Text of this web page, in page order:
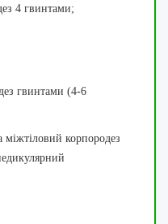
4 гвинтами;
гвинтами (4-6
міжтіловий корпородез